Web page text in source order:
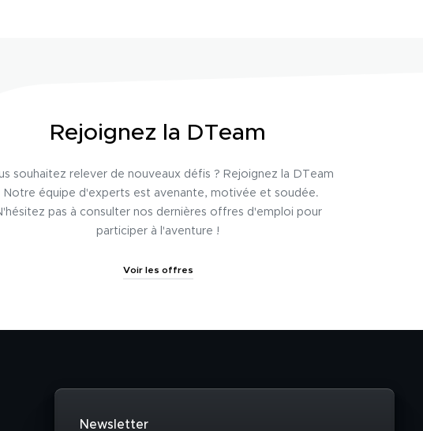
Rejoignez la DTeam
souhaitez relever de nouveaux défis ? Rejoignez la DTeam
Notre équipe d'experts est avenante, motivée et soudée.
pas à consulter nos dernières offres d'emploi pour
participer à l'aventure !
Voir les offres
Newsletter